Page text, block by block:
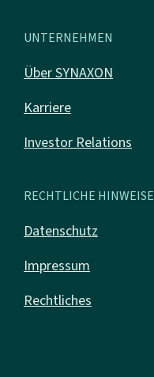
UNTERNEHMEN
Über SYNAXON
Karriere
Investor Relations
RECHTLICHE HINWEISE
Datenschutz
Impressum
Rechtliches